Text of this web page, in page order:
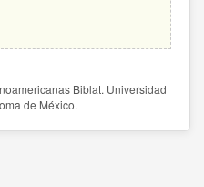
Biblat. Universidad
de México.